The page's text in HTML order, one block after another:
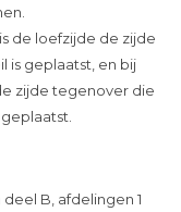
de loefzijde de zijde
is geplaatst, en bij
zijde tegenover die
B, afdelingen 1